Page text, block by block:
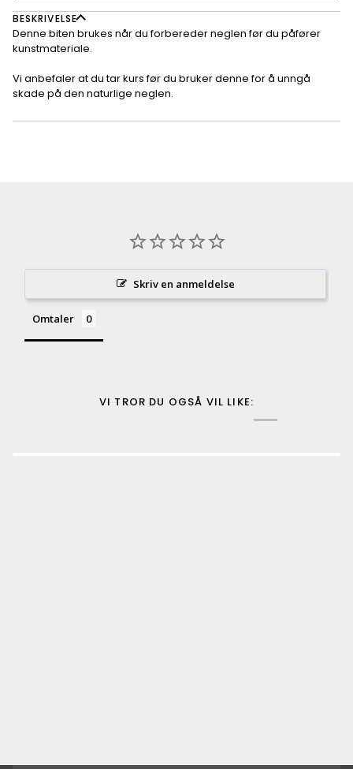
BESKRIVELSE
Denne biten brukes når du forbereder neglen før du påfører
kunstmateriale.
Vi anbefaler at du tar kurs før du bruker denne for å unngå
skade på den naturlige neglen.
Skriv en anmeldelse
Omtaler
VI TROR DU OGSÅ VIL LIKE: